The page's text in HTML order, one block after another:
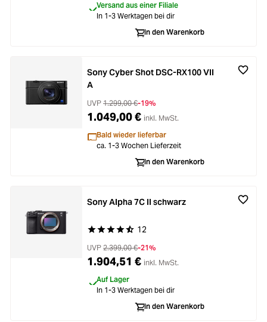
Versand aus einer Filiale
In 1-3 Werktagen bei dir
In den Warenkorb
Sony Cyber Shot DSC-RX100 VII
A
UVP 1.299,00 €-19%
1.049,00 € inkl. MwSt.
Bald wieder lieferbar
ca. 1-3 Wochen Lieferzeit
In den Warenkorb
Durchschnittliche Bewertung von 4.5 von 5
12
Sony Alpha 7C II schwarz
UVP 2.399,00 €-21%
1.904,51 € inkl. MwSt.
Auf Lager
In 1-3 Werktagen bei dir
In den Warenkorb